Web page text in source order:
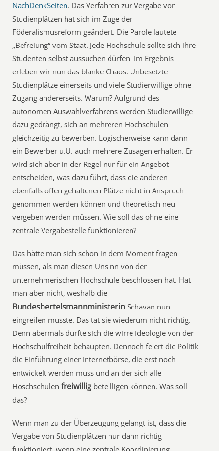
NachDenkSeiten. Das Verfahren zur Vergabe von
Studienplätzen hat sich im Zuge der
Föderalismusreform geändert. Die Parole lautete
„Befreiung“ vom Staat. Jede Hochschule sollte sich ihre
Studenten selbst aussuchen dürfen. Im Ergebnis
erleben wir nun das blanke Chaos. Unbesetzte
Studienplätze einerseits und viele Studierwillige ohne
Zugang andererseits. Warum? Aufgrund des
autonomen Auswahlverfahrens werden Studierwillige
dazu gedrängt, sich an mehreren Hochschulen
gleichzeitig zu bewerben. Logischerweise kann dann
ein Bewerber u.U. auch mehrere Zusagen erhalten. Er
wird sich aber in der Regel nur für ein Angebot
entscheiden, was dazu führt, dass die anderen
ebenfalls offen gehaltenen Plätze nicht in Anspruch
genommen werden können und theoretisch neu
vergeben werden müssen. Wie soll das ohne eine
zentrale Vergabestelle funktionieren?
Das hätte man sich schon in dem Moment fragen
müssen, als man diesen Unsinn von der
unternehmerischen Hochschule beschlossen hat. Hat
man aber nicht, weshalb die
Bundesbertelsmannministerin Schavan nun
eingreifen musste. Das tat sie wiederum nicht richtig.
Denn abermals durfte sich die wirre Ideologie von der
Hochschulfreiheit behaupten. Dennoch feiert die Politik
die Einführung einer Internetbörse, die erst noch
entwickelt werden muss und an der sich alle
Hoschschulenfreiwillig beteilligen können. Was soll
das?
Wenn man zu der Überzeugung gelangt ist, dass die
Vergabe von Studienplätzen nur dann richtig
funktioniert, wenn eine zentrale Koordinierung